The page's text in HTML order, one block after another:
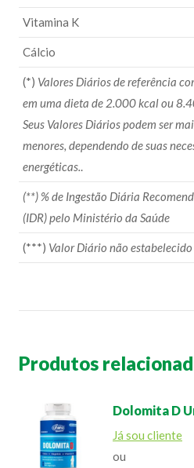
Vitamina K
Cálcio
(*) Valores Diários de referência
em uma dieta de 2.000 kcal ou
Seus Valores Diários podem ser
menores, dependendo de suas
energéticas..
(**) % de Ingestão Diária
(IDR) pelo Ministério da Saúde
(***) Valor Diário não estabelecido
Produtos
Dolomita D
Já sou cliente
ou